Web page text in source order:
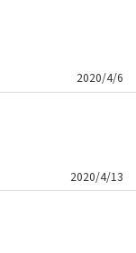
2020/4/6
2020/4/13